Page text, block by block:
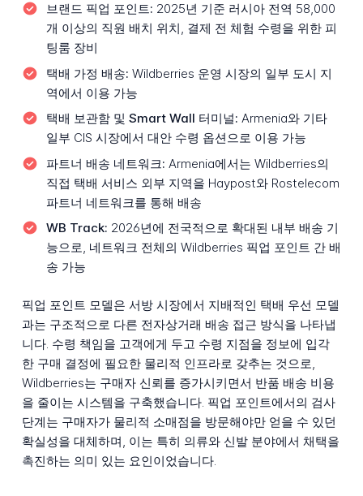
브랜드 픽업 포인트: 2025년 기준 러시아 전역 58,000
개 이상의 직원 배치 위치, 결제 전 체험 수령을 위한 피
팅룸 장비
택배 가정 배송: Wildberries 운영 시장의 일부 도시 지
역에서 이용 가능
택배 보관함 및 Smart Wall 터미널: Armenia와 기타
일부 CIS 시장에서 대안 수령 옵션으로 이용 가능
파트너 배송 네트워크: Armenia에서는 Wildberries의
직접 택배 서비스 외부 지역을 Haypost와 Rostelecom
파트너 네트워크를 통해 배송
WB Track: 2026년에 전국적으로 확대된 내부 배송 기
능으로, 네트워크 전체의 Wildberries 픽업 포인트 간 배
송 가능
픽업 포인트 모델은 서방 시장에서 지배적인 택배 우선 모델
과는 구조적으로 다른 전자상거래 배송 접근 방식을 나타냅
니다. 수령 책임을 고객에게 두고 수령 지점을 정보에 입각
한 구매 결정에 필요한 물리적 인프라로 갖추는 것으로,
Wildberries는 구매자 신뢰를 증가시키면서 반품 배송 비용
을 줄이는 시스템을 구축했습니다. 픽업 포인트에서의 검사
단계는 구매자가 물리적 소매점을 방문해야만 얻을 수 있던
확실성을 대체하며, 이는 특히 의류와 신발 분야에서 채택을
촉진하는 의미 있는 요인이었습니다.